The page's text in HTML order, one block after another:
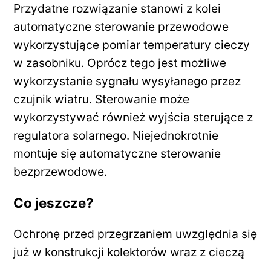
Przydatne rozwiązanie stanowi z kolei
automatyczne sterowanie przewodowe
wykorzystujące pomiar temperatury cieczy
w zasobniku. Oprócz tego jest możliwe
wykorzystanie sygnału wysyłanego przez
czujnik wiatru. Sterowanie może
wykorzystywać również wyjścia sterujące z
regulatora solarnego. Niejednokrotnie
montuje się automatyczne sterowanie
bezprzewodowe.
Co jeszcze?
Ochronę przed przegrzaniem uwzględnia się
już w konstrukcji kolektorów wraz z cieczą